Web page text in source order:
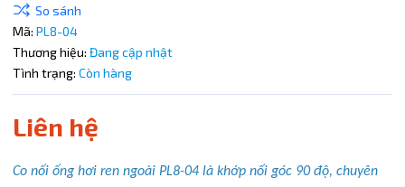
Mã: PL8-04
Thương hiệu: Đang cập nhật
Tình trạng: Còn hàng
Liên hệ
Co nối ống hơi ren ngoài PL8-04 là khớp nối góc 90 độ, chuyên
Mã giảm giá:
Ngày hết hạn:
Điều kiện: